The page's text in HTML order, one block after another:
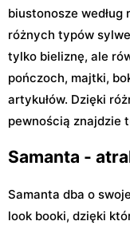
biustonosze
różnych typów
tylko bieliznę, ale
pończoch, majtki,
artykułów. Dzięki
pewnością znajdzie
Samanta -
Samanta dba o
look booki, dzięki